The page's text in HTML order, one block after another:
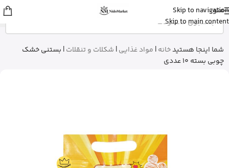
Skip to navigation
Skip to main content
منو
شما اینجا هستیدخانه| مواد غذایی| شکلات و تنقلات| بستنی خشک
چوبی بسته 10 عددی
sinaاز اصفهان
قرص ول من اورجینال رو خرید کرد